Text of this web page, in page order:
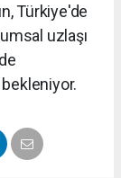
Türkiye'de
uzlaşı